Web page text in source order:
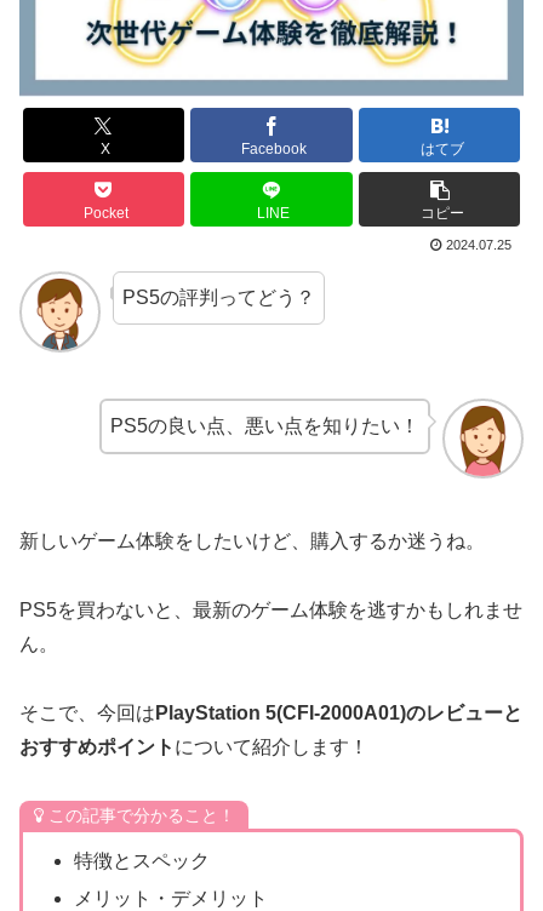
X Facebook はてブ
Pocket LINE コピー
2024.07.25
PS5の評判ってどう？
PS5の良い点、悪い点を知りたい！
新しいゲーム体験をしたいけど、購入するか迷うね。
PS5を買わないと、最新のゲーム体験を逃すかもしれませ
ん。
そこで、今回は PlayStation 5(CFI-2000A01)のレビューと
おすすめポイント について紹介します！
この記事で分かること！
特徴とスペック
メリット・デメリット